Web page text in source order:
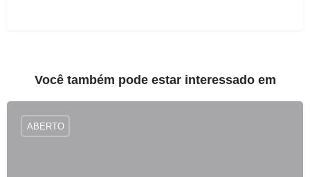
Você também pode estar interessado em
ABERTO